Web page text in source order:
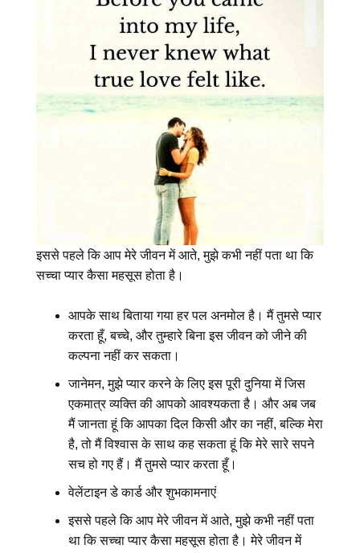
इससे पहले कि आप मेरे जीवन में आते, मुझे कभी नहीं पता था कि
सच्चा प्यार कैसा महसूस होता है।
आपके साथ बिताया गया हर पल अनमोल है। मैं तुमसे प्यार
करता हूँ, बच्चे, और तुम्हारे बिना इस जीवन को जीने की
कल्पना नहीं कर सकता।
जानेमन, मुझे प्यार करने के लिए इस पूरी दुनिया में जिस
एकमात्र व्यक्ति की आपको आवश्यकता है। और अब जब
मैं जानता हूं कि आपका दिल किसी और का नहीं, बल्कि मेरा
है, तो मैं विश्वास के साथ कह सकता हूं कि मेरे सारे सपने
सच हो गए हैं। मैं तुमसे प्यार करता हूँ।
वेलेंटाइन डे कार्ड और शुभकामनाएं
इससे पहले कि आप मेरे जीवन में आते, मुझे कभी नहीं पता
था कि सच्चा प्यार कैसा महसूस होता है। मेरे जीवन में